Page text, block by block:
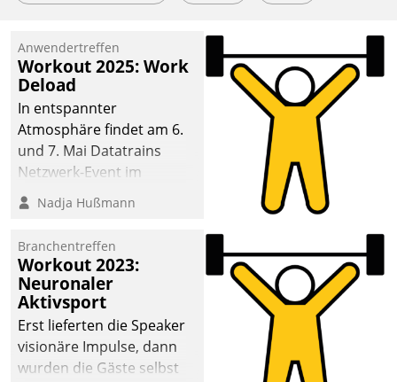
Anwendertreffen
Workout 2025: Work
Deload
In entspannter
Atmosphäre findet am 6.
und 7. Mai Datatrains
Netzwerk-Event im
Kunden- und Partnerkreis
statt. Zentrale Frage: Wie
Mammutprojekte
meistern und Workloads
wuppen – bei zunehmend
anspruchsvollen
Aufgaben und
abnehmendem
Nadja Hußmann
Branchentreffen
Workout 2023:
Neuronaler
Aktivsport
Erst lieferten die Speaker
visionäre Impulse, dann
wurden die Gäste selbst